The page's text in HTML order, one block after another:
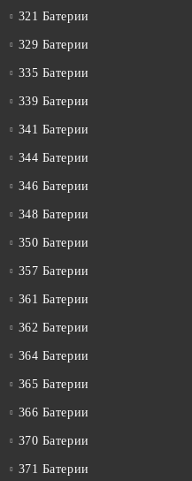
321 Батерии
329 Батерии
335 Батерии
339 Батерии
341 Батерии
344 Батерии
346 Батерии
348 Батерии
350 Батерии
357 Батерии
361 Батерии
362 Батерии
364 Батерии
365 Батерии
366 Батерии
370 Батерии
371 Батерии